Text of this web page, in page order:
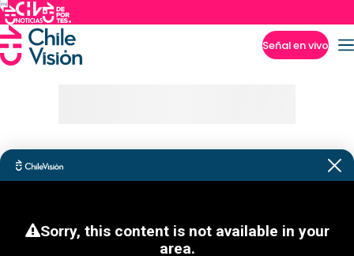
Señal en vivo